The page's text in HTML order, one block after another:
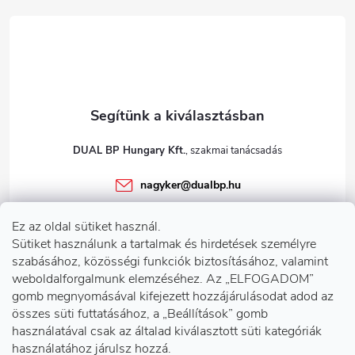
Ez az oldal sütiket használ.
Sütiket használunk a tartalmak és hirdetések személyre
szabásához, közösségi funkciók biztosításához, valamint
weboldalforgalmunk elemzéséhez. Az „ELFOGADOM”
gomb megnyomásával kifejezett hozzájárulásodat adod az
összes süti futtatásához, a „Beállítások” gomb
használatával csak az általad kiválasztott süti kategóriák
használatához járulsz hozzá.
Információk önnek
DUAL BP Hungary Kft.
nagyker@dualbp.hu
dualbp.hu